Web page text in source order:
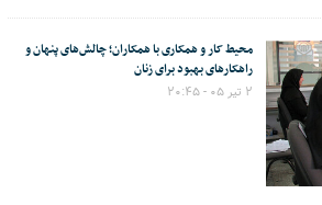
محیط کار و همکاری با همکاران؛ چالش‌های پنهان و
راهکارهای بهبود برای زنان
۲ تیر ۰۵ - ۲۰:۴۵